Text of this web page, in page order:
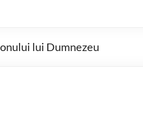
lui Dumnezeu